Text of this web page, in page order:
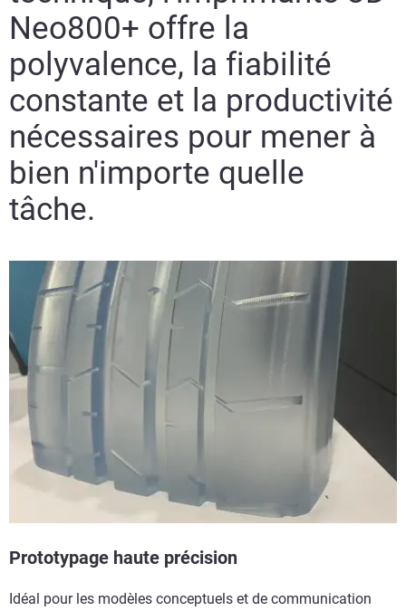
Neo800+ offre la
polyvalence, la fiabilité
constante et la productivité
nécessaires pour mener à
bien n'importe quelle
tâche.
Prototypage haute précision
Idéal pour les modèles conceptuels et de communication